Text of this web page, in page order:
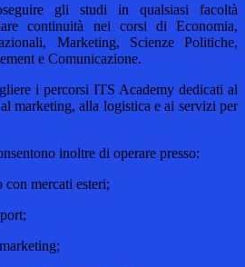
gli studi in qualsiasi facoltà
continuità nei corsi di Economia,
Marketing, Scienze Politiche,
e Comunicazione.
i percorsi ITS Academy dedicati al
marketing, alla logistica e ai servizi per
inoltre di operare presso:
con mercati esteri;